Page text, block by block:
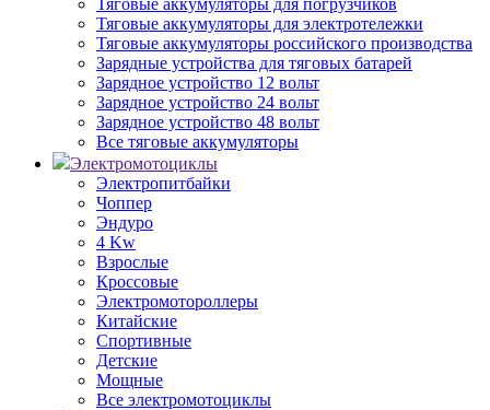
Тяговые аккумуляторы для погрузчиков
Тяговые аккумуляторы для электротележки
Тяговые аккумуляторы российского производства
Зарядные устройства для тяговых батарей
Зарядное устройство 12 вольт
Зарядное устройство 24 вольт
Зарядное устройство 48 вольт
Все тяговые аккумуляторы
Электромотоциклы
Электропитбайки
Чоппер
Эндуро
4 Kw
Взрослые
Кроссовые
Электромотороллеры
Китайские
Спортивные
Детские
Мощные
Все электромотоциклы